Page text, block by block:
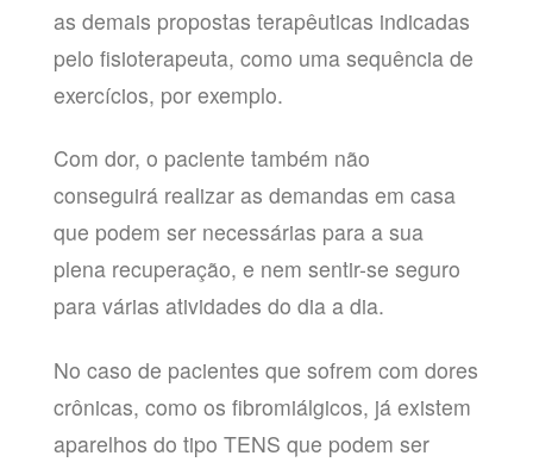
as demais propostas terapêuticas indicadas
pelo fisioterapeuta, como uma sequência de
exercícios, por exemplo.
Com dor, o paciente também não
conseguirá realizar as demandas em casa
que podem ser necessárias para a sua
plena recuperação, e nem sentir-se seguro
para várias atividades do dia a dia.
No caso de pacientes que sofrem com dores
crônicas, como os fibromiálgicos, já existem
aparelhos do tipo TENS que podem ser